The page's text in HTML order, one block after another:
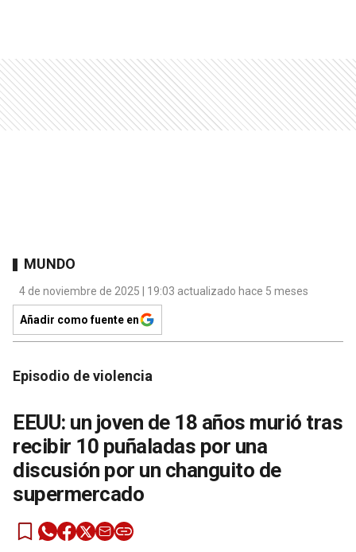
MUNDO
4 de noviembre de 2025 | 19:03 actualizado hace 5 meses
Añadir como fuente en
Episodio de violencia
EEUU: un joven de 18 años murió tras
recibir 10 puñaladas por una
discusión por un changuito de
supermercado